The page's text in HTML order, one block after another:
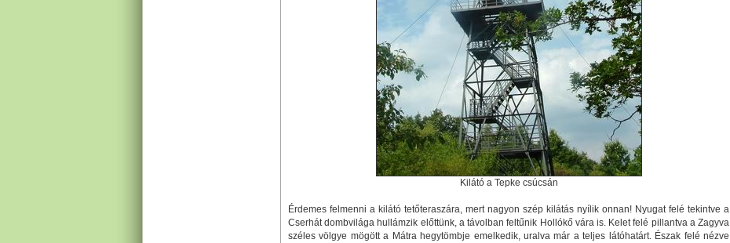
Kilátó a Tepke csúcsán
Érdemes felmenni a kilátó tetőteraszára, mert nagyon szép kilátás nyílik onnan! Nyugat felé tekintve a
Cserhát dombvilága hullámzik előttünk, a távolban feltűnik Hollókő vára is. Kelet felé pillantva a Zagyva
széles völgye mögött a Mátra hegytömbje emelkedik, uralva már a teljes látóhatárt. Észak felé nézve